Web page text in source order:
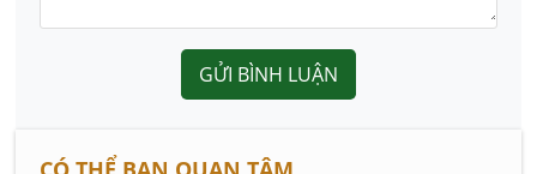
GỬI BÌNH LUẬN